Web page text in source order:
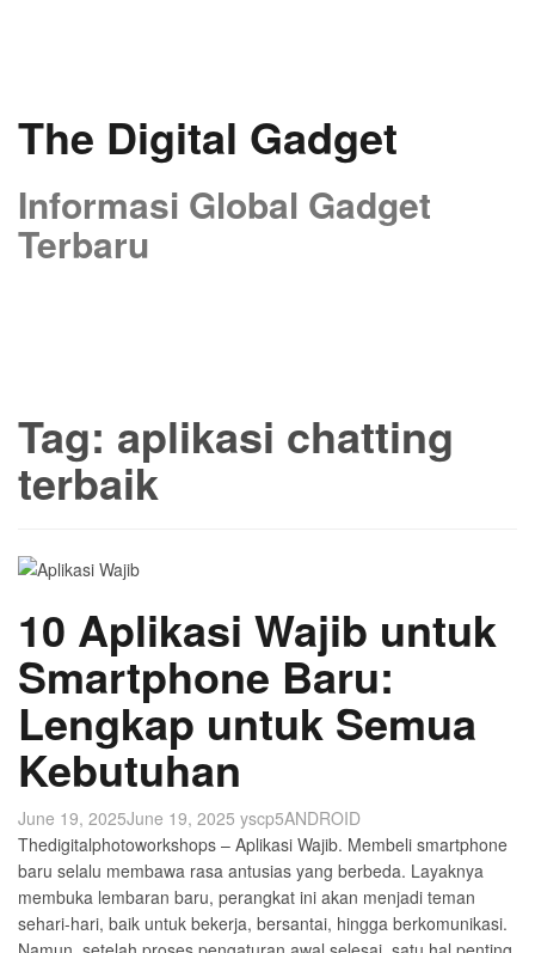
The Digital Gadget
Informasi Global Gadget
Terbaru
Tag: aplikasi chatting
terbaik
10 Aplikasi Wajib untuk
Smartphone Baru:
Lengkap untuk Semua
Kebutuhan
June 19, 2025June 19, 2025 yscp5ANDROID
Thedigitalphotoworkshops – Aplikasi Wajib. Membeli smartphone
baru selalu membawa rasa antusias yang berbeda. Layaknya
membuka lembaran baru, perangkat ini akan menjadi teman
sehari-hari, baik untuk bekerja, bersantai, hingga berkomunikasi.